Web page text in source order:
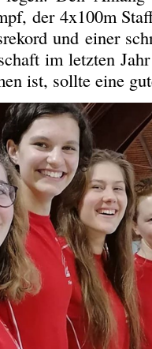
der 4x100m
und einer
im letzten
ist, sollte eine